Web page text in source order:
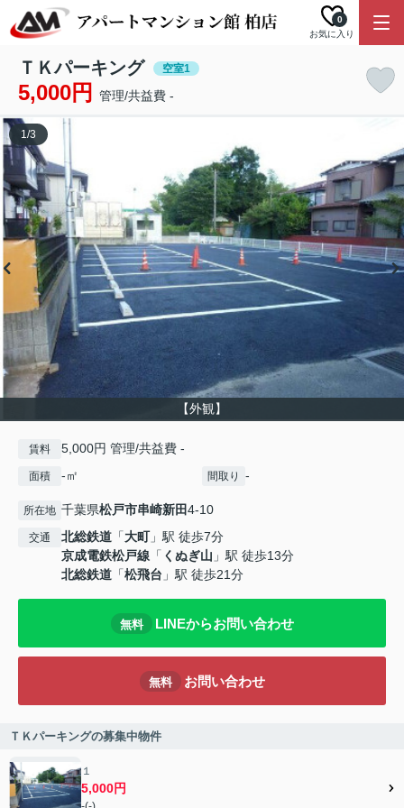
お気に入り
0
ＴＫパーキング 空室1
5,000円 管理/共益費 -
【外観】
1/3
賃料 5,000円 管理/共益費 -
面積 -㎡ 間取り -
所在地 千葉県松戸市串崎新田4‐10
交通 北総鉄道 「大町」駅 徒歩7分
京成電鉄松戸線 「 くぬぎ山 」駅 徒歩13分
北総鉄道 「松飛台 」駅 徒歩21分
無料 LINEからお問い合わせ
無料 お問い合わせ
ＴＫパーキングの募集中物件
１
5,000円